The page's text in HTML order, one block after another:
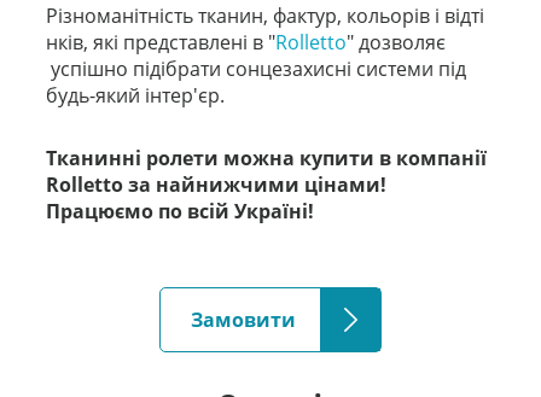
Різноманітність тканин, фактур, кольорів і відті
нків, які представлені в "Rolletto" дозволяє
успішно підібрати сонцезахисні системи під
будь-який інтер'єр.
Тканинні ролети можна купити в компанії
Rolletto за найнижчими цінами!
Працюємо по всій Україні!
Замовити